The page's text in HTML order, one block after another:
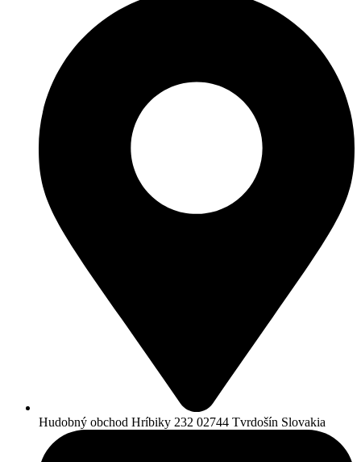
Hudobný obchod Hríbiky 232 02744 Tvrdošín Slovakia